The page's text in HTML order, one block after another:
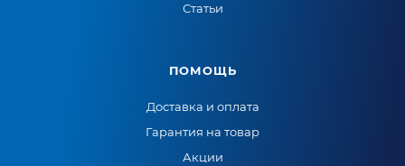
Статьи
ПОМОЩЬ
Доставка и оплата
Гарантия на товар
Акции